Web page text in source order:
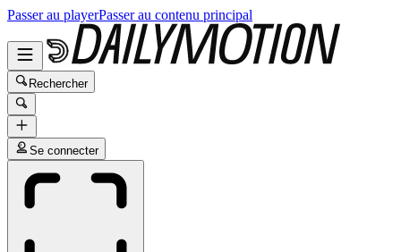
Passer au playerPasser au contenu principal
Rechercher
Se connecter